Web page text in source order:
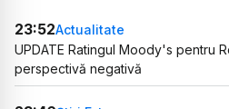
23:52Actualitate
UPDATE Ratingul Moody's pentru
perspectivă negativă